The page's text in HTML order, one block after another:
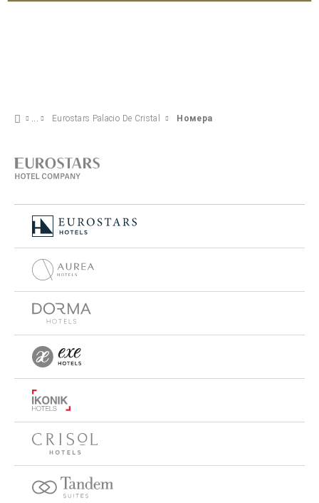
Eurostars Palacio De Cristal Номера